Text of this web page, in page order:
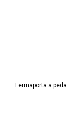
Fermaporta a